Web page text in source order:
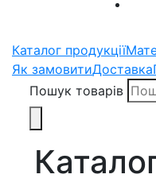
Каталог продукції
Як замовитиДоставка
Пошук товарів